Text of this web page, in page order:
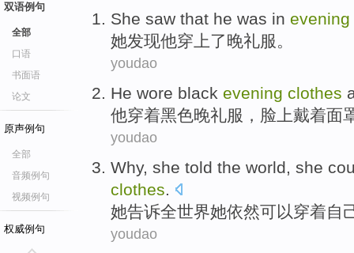
双语例句
全部
口语
书面语
论文
原声例句
全部
音频例句
视频例句
权威例句
She saw that he was in evening
她发现他穿上了晚礼服。
youdao
He wore black evening clothes
他穿着黑色晚礼服 ，脸上戴着面
youdao
Why, she told the world , she
clothes
她告诉全世界她依然可以穿着自
youdao